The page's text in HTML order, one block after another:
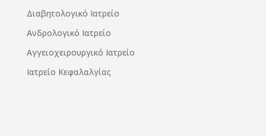
Διαβητολογικό Ιατρείο
Ανδρολογικό Ιατρείο
Αγγειοχειρουργικό Ιατρείο
Ιατρείο Κεφαλαλγίας